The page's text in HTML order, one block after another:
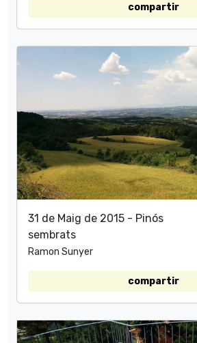
compartir
31 de Maig de 2015 - Pinós
sembrats
Ramon Sunyer
compartir